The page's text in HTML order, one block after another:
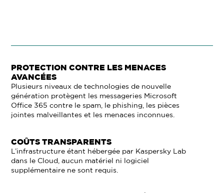
PROTECTION CONTRE LES MENACES
AVANCÉES
Plusieurs niveaux de technologies de nouvelle
génération protègent les messageries Microsoft
Office 365 contre le spam, le phishing, les pièces
jointes malveillantes et les menaces inconnues.
COÛTS TRANSPARENTS
L’infrastructure étant hébergée par Kaspersky Lab
dans le Cloud, aucun matériel ni logiciel
supplémentaire ne sont requis.